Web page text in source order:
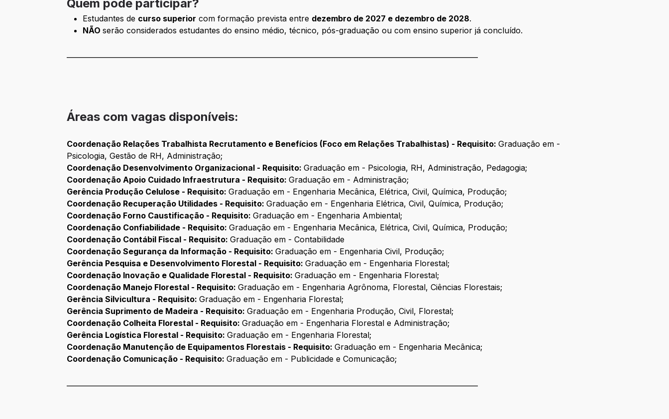
Quem pode participar?
Estudantes de curso superior com formação prevista entre dezembro de 2027 e dezembro de 2028.
NÃOserão considerados estudantes do ensino médio, técnico, pós-graduação ou com ensino superior já concluído.
Áreas com vagas disponíveis:
Coordenação Relações Trabalhista Recrutamento e Benefícios (Foco em Relações Trabalhistas) - Requisito:Graduação em -
Psicologia, Gestão de RH, Administração;
Coordenação Desenvolvimento Organizacional - Requisito:Graduação em - Psicologia, RH, Administração, Pedagogia;
Coordenação Apoio Cuidado Infraestrutura - Requisito:Graduação em - Administração;
Gerência Produção Celulose - Requisito:Graduação em - Engenharia Mecânica, Elétrica, Civil, Química, Produção;
Coordenação Recuperação Utilidades - Requisito:Graduação em - Engenharia Elétrica, Civil, Química, Produção;
Coordenação Forno Caustificação - Requisito:Graduação em - Engenharia Ambiental;
Coordenação Confiabilidade - Requisito:Graduação em - Engenharia Mecânica, Elétrica, Civil, Química, Produção;
Coordenação Contábil Fiscal - Requisito:Graduação em - Contabilidade
Coordenação Segurança da Informação - Requisito:Graduação em - Engenharia Civil, Produção;
Gerência Pesquisa e Desenvolvimento Florestal - Requisito:Graduação em - Engenharia Florestal;
Coordenação Inovação e Qualidade Florestal - Requisito:Graduação em - Engenharia Florestal;
Coordenação Manejo Florestal - Requisito:Graduação em - Engenharia Agrônoma, Florestal, Ciências Florestais;
Gerência Silvicultura - Requisito:Graduação em - Engenharia Florestal;
Gerência Suprimento de Madeira - Requisito:Graduação em - Engenharia Produção, Civil, Florestal;
Coordenação Colheita Florestal - Requisito:Graduação em - Engenharia Florestal e Administração;
Gerência Logística Florestal - Requisito:Graduação em - Engenharia Florestal;
Coordenação Manutenção de Equipamentos Florestais - Requisito:Graduação em - Engenharia Mecânica;
Coordenação Comunicação - Requisito:Graduação em - Publicidade e Comunicação;